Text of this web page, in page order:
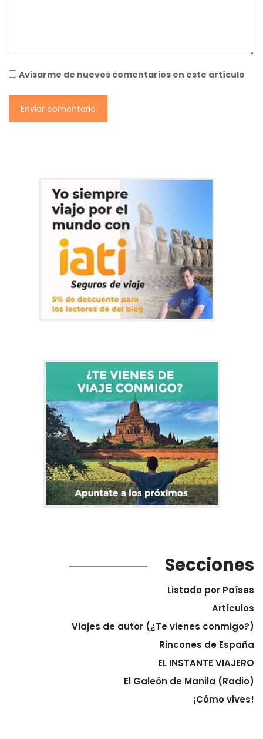
Avisarme de nuevos comentarios en este artículo
Secciones
Listado por Países
Artículos
Viajes de autor (¿Te vienes conmigo?)
Rincones de España
EL INSTANTE VIAJERO
El Galeón de Manila (Radio)
¡Cómo vives!